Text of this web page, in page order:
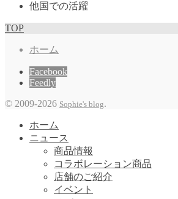
他国での活躍
TOP
ホーム
Facebook
Feedly
© 2009-2026 Sophie's blog.
ホーム
ニュース
商品情報
コラボレーション商品
店舗のご紹介
イベント